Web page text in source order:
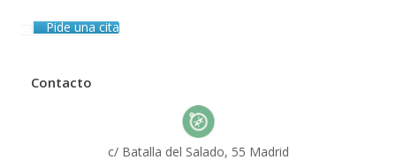
Pide una cita
Contacto
c/ Batalla del Salado, 55 Madrid